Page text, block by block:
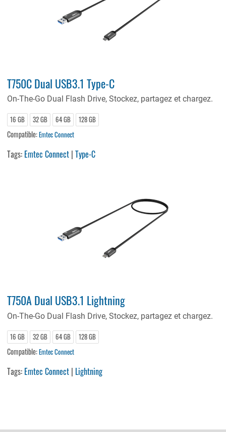
T750C Dual USB3.1 Type-C
On-The-Go Dual Flash Drive, Stockez, partagez et chargez.
16 GB 32 GB 64 GB 128 GB
Compatible:Emtec Connect
Tags: Emtec Connect |Type-C
T750A Dual USB3.1 Lightning
On-The-Go Dual Flash Drive, Stockez, partagez et chargez.
16 GB 32 GB 64 GB 128 GB
Compatible:Emtec Connect
Tags: Emtec Connect | Lightning